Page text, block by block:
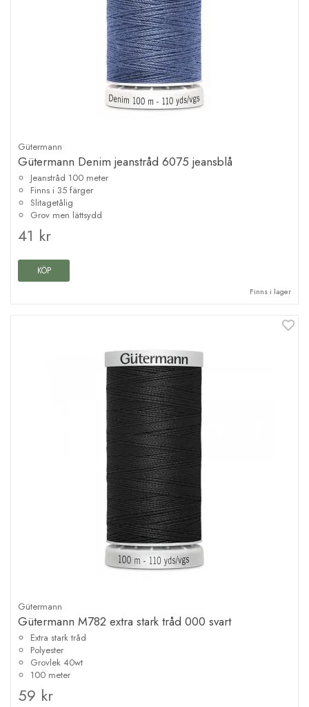
Gütermann
Gütermann Denim jeanstråd 6075 jeansblå
Jeanstråd 100 meter
Finns i 35 färger
Slitagetålig
Grov men lättsydd
41 kr
KÖP
Finns i lager
Gütermann
Gütermann M782 extra stark tråd 000 svart
Extra stark tråd
Polyester
Grovlek 40wt
100 meter
59 kr